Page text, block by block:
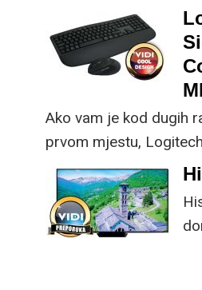
dio koncepta ovog
energiju prirodnog ili
rad.
Ako vam je kod dugih
prvom mjestu,
kombinaciju
funkcijama.